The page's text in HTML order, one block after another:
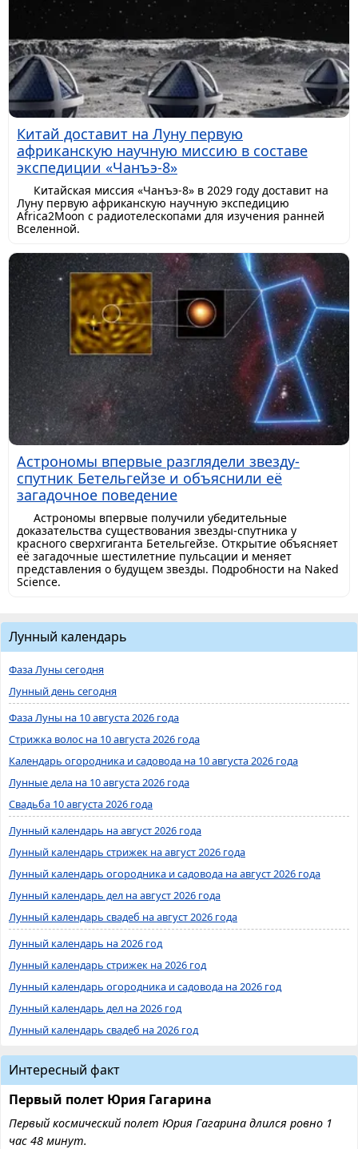
Китай доставит на Луну первую
африканскую научную миссию в составе
экспедиции «Чанъэ-8»
Китайская миссия «Чанъэ-8» в 2029 году доставит на
Луну первую африканскую научную экспедицию
Africa2Moon с радиотелескопами для изучения ранней
Вселенной.
Астрономы впервые разглядели звезду-
спутник Бетельгейзе и объяснили её
загадочное поведение
Астрономы впервые получили убедительные
доказательства существования звезды-спутника у
красного сверхгиганта Бетельгейзе. Открытие объясняет
её загадочные шестилетние пульсации и меняет
представления о будущем звезды. Подробности на Naked
Science.
Лунный календарь
Фаза Луны сегодня
Лунный день сегодня
Фаза Луны на 10 августа 2026 года
Стрижка волос на 10 августа 2026 года
Календарь огородника и садовода на 10 августа 2026 года
Лунные дела на 10 августа 2026 года
Свадьба 10 августа 2026 года
Лунный календарь на август 2026 года
Лунный календарь стрижек на август 2026 года
Лунный календарь огородника и садовода на август 2026 года
Лунный календарь дел на август 2026 года
Лунный календарь свадеб на август 2026 года
Лунный календарь на 2026 год
Лунный календарь стрижек на 2026 год
Лунный календарь огородника и садовода на 2026 год
Лунный календарь дел на 2026 год
Лунный календарь свадеб на 2026 год
Интересный факт
Первый полет Юрия Гагарина
Первый космический полет Юрия Гагарина длился ровно 1
час 48 минут.